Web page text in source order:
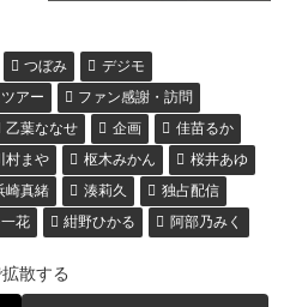
つぼみ
デジモ
アー
ファン感謝・訪問
乙葉ななせ 企画
佳苗るか
村まや 枢木みかん
桜井あゆ
崎真緒 湊莉久
独占配信
花 紺野ひかる 阿部乃みく
散する